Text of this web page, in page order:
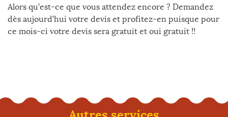
Alors qu’est-ce que vous attendez encore ? Demandez
dès aujourd’hui votre devis et profitez-en puisque pour
ce mois-ci votre devis sera gratuit et oui gratuit !!